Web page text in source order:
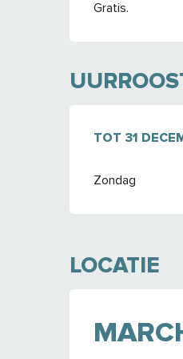
Gratis.
VANAF2 MEI
TOT 31
Zondag
LOCATIE